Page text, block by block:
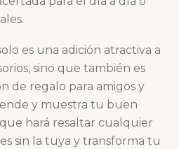
es una adición atractiva a
sino que también es
de regalo para amigos y
y muestra tu buen
hará resaltar cualquier
sin la tuya y transforma tu